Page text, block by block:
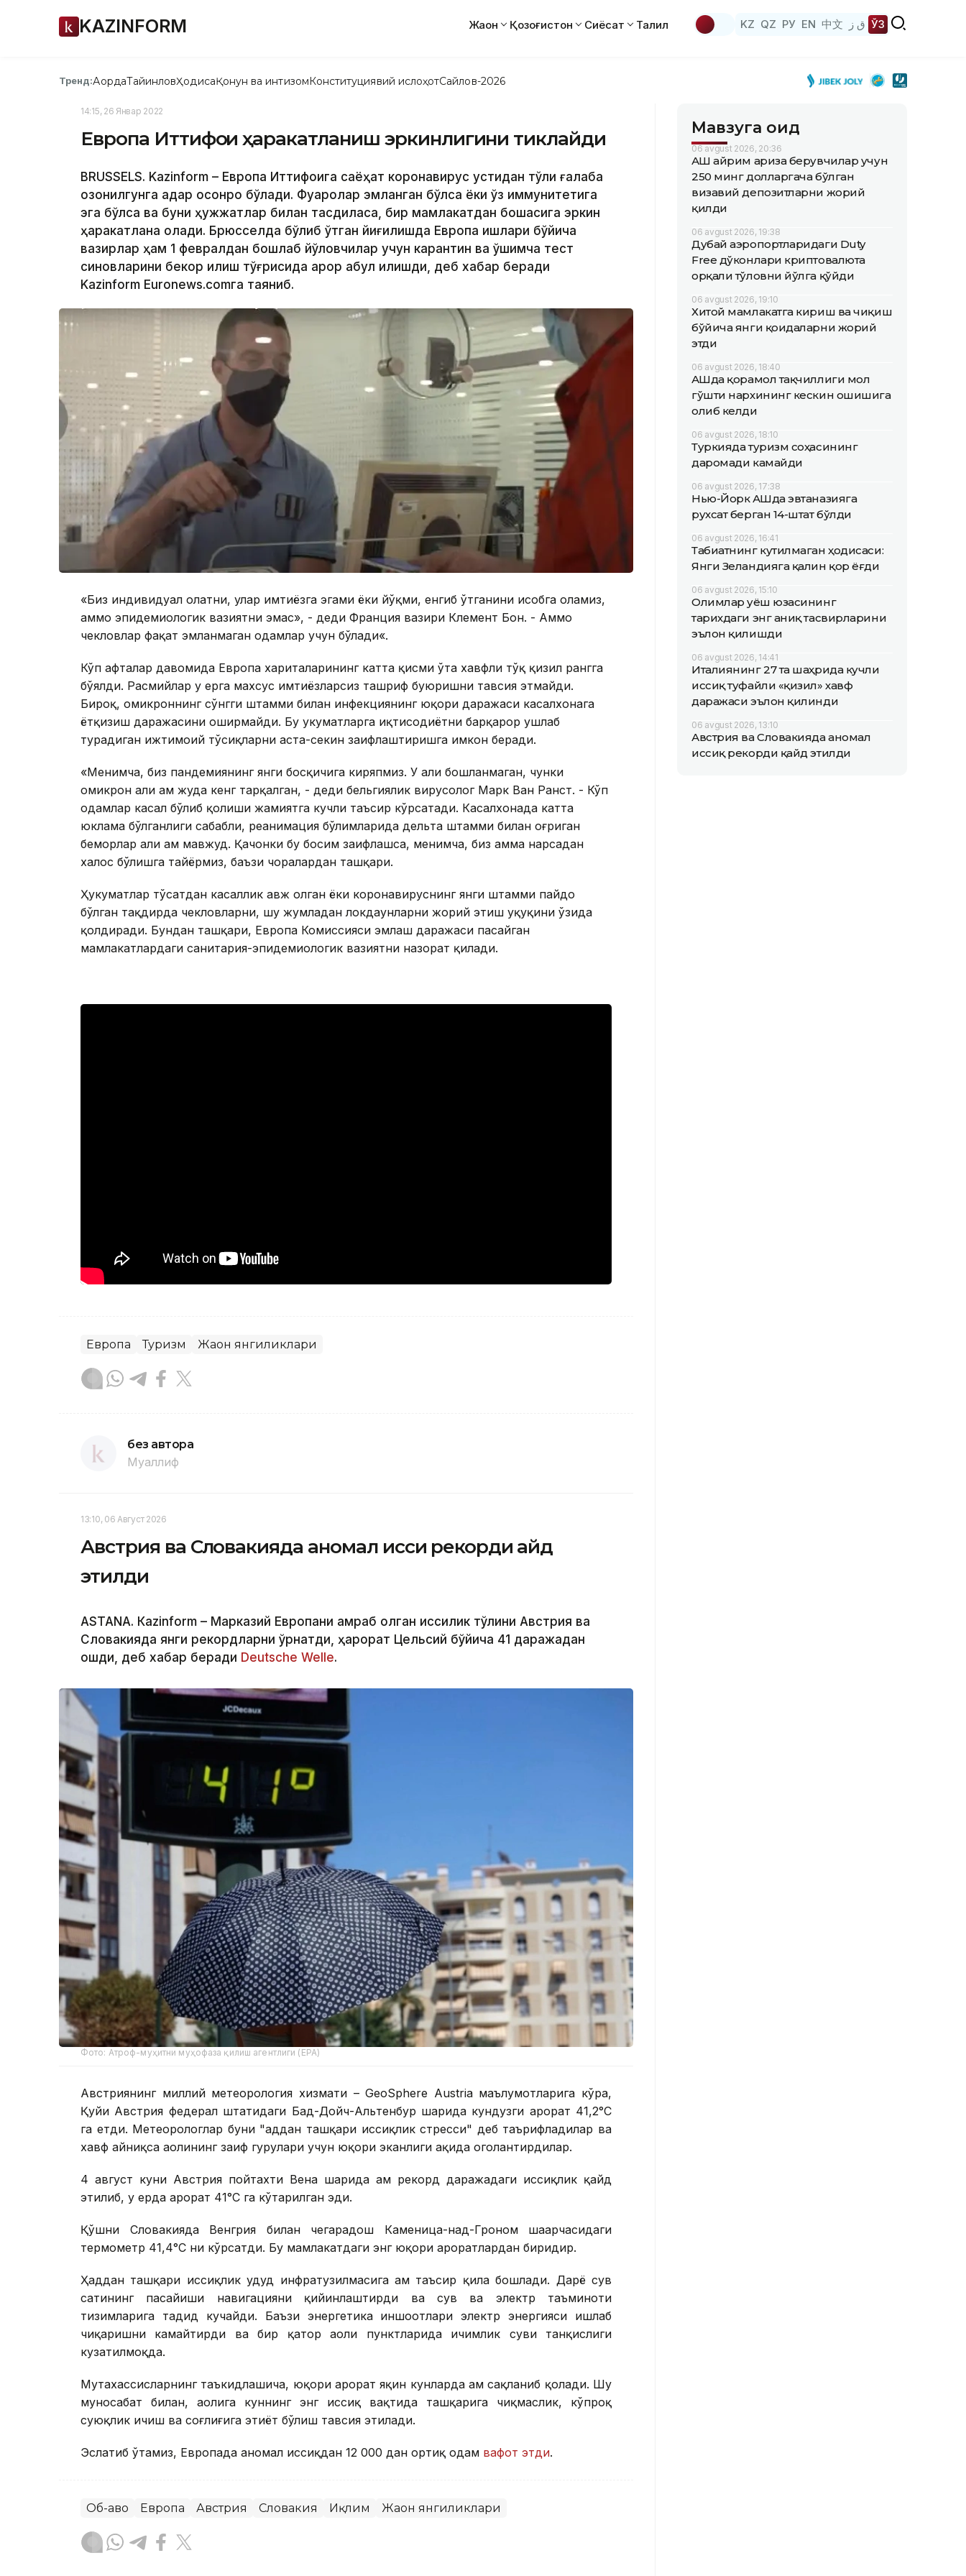
KAZINFORM Жаҳон Қозоғистон Сиёсат Таҳлил KZ QZ РУ EN 中文 ق ز ЎЗ
Тренд:АқордаТайинловҲодисаҚонун ва интизомКонституциявий ислоҳотСайлов-2026
14:15, 26 Январ 2022
Европа Иттифоқи ҳаракатланиш эркинлигини тиклайди
BRUSSELS. Kazinform – Европа Иттифоқига саёҳат коронавирус устидан тўлиқ ғалаба
қозонилгунга қадар осонроқ бўлади. Фуқаролар эмланган бўлса ёки ўз иммунитетига
эга бўлса ва буни ҳужжатлар билан тасдиқласа, бир мамлакатдан бошқасига эркин
ҳаракатлана олади. Брюсселда бўлиб ўтган йиғилишда Европа ишлари бўйича
вазирлар ҳам 1 февралдан бошлаб йўловчилар учун карантин ва қўшимча тест
синовларини бекор қилиш тўғрисида қарор қабул қилишди, деб хабар беради
Kazinform Euronews.cоmга таяниб.
«Биз индивидуал ҳолатни, улар имтиёзга эгами ёки йўқми, енгиб ўтганини ҳисобга оламиз,
аммо эпидемиологик вазиятни эмас», - деди Франция вазири Клемент Бон. - Аммо
чекловлар фақат эмланмаган одамлар учун бўлади«.
Кўп ҳафталар давомида Европа хариталарининг катта қисми ўта хавфли тўқ қизил рангга
бўялди. Расмийлар у ерга махсус имтиёзларсиз ташриф буюришни тавсия этмайди.
Бироқ, омикроннинг сўнгги штамми билан инфекциянинг юқори даражаси касалхонага
ётқизиш даражасини оширмайди. Бу ҳукуматларга иқтисодиётни барқарор ушлаб
турадиган ижтимоий тўсиқларни аста-секин заифлаштиришга имкон беради.
«Менимча, биз пандемиянинг янги босқичига киряпмиз. У ҳали бошланмаган, чунки
омикрон ҳали ҳам жуда кенг тарқалган, - деди бельгиялик вирусолог Марк Ван Ранст. - Кўп
одамлар касал бўлиб қолиши жамиятга кучли таъсир кўрсатади. Касалхонада катта
юклама бўлганлиги сабабли, реанимация бўлимларида дельта штамми билан оғриган
беморлар ҳали ҳам мавжуд. Қачонки бу босим заифлашса, менимча, биз ҳамма нарсадан
халос бўлишга тайёрмиз, баъзи чоралардан ташқари.
Ҳукуматлар тўсатдан касаллик авж олган ёки коронавируснинг янги штамми пайдо
бўлган тақдирда чекловларни, шу жумладан локдаунларни жорий этиш ҳуқуқини ўзида
қолдиради. Бундан ташқари, Европа Комиссияси эмлаш даражаси пасайган
мамлакатлардаги санитария-эпидемиологик вазиятни назорат қилади.
Европа Туризм Жаҳон янгиликлари
без автора
Муаллиф
13:10, 06 Август 2026
Австрия ва Словакияда аномал иссиқ рекорди қайд
этилди
ASTANА. Кazinform – Марказий Европани қамраб олган иссиқлик тўлқини Австрия ва
Словакияда янги рекордларни ўрнатди, ҳарорат Цельсий бўйича 41 даражадан
ошди, деб хабар беради Deutsche Welle.
Фото: Атроф-муҳитни муҳофаза қилиш агентлиги (EPA)
Австриянинг миллий метеорология хизмати – GeoSphere Austria маълумотларига кўра,
Қуйи Австрия федерал штатидаги Бад-Дойч-Альтенбур шаҳрида кундузги ҳарорат 41,2°С
га етди. Метеорологлар буни "ҳаддан ташқари иссиқлик стресси" деб таърифладилар ва
хавф айниқса аҳолининг заиф гуруҳлари учун юқори эканлиги ҳақида огоҳлантирдилар.
4 август куни Австрия пойтахти Вена шаҳрида ҳам рекорд даражадаги иссиқлик қайд
этилиб, у ерда ҳарорат 41°С га кўтарилган эди.
Қўшни Словакияда Венгрия билан чегарадош Каменица-над-Гроном шаҳарчасидаги
термометр 41,4°С ни кўрсатди. Бу мамлакатдаги энг юқори ҳароратлардан биридир.
Ҳаддан ташқари иссиқлик ҳудуд инфратузилмасига ҳам таъсир қила бошлади. Дарё сув
сатҳининг пасайиши навигацияни қийинлаштирди ва сув ва электр таъминоти
тизимларига таҳдид кучайди. Баъзи энергетика иншоотлари электр энергияси ишлаб
чиқаришни камайтирди ва бир қатор аҳоли пунктларида ичимлик суви танқислиги
кузатилмоқда.
Мутахассисларнинг таъкидлашича, юқори ҳарорат яқин кунларда ҳам сақланиб қолади. Шу
муносабат билан, аҳолига куннинг энг иссиқ вақтида ташқарига чиқмаслик, кўпроқ
суюқлик ичиш ва соғлиғига эҳтиёт бўлиш тавсия этилади.
Эслатиб ўтамиз, Европада аномал иссиқдан 12 000 дан ортиқ одам вафот этди.
Об-ҳаво Европа Австрия Словакия Иқлим Жаҳон янгиликлари
Мавзуга оид
06 avgust 2026, 20:36
АҚШ айрим ариза берувчилар учун
250 минг долларгача бўлган
визавий депозитларни жорий
қилди
06 avgust 2026, 19:38
Дубай аэропортларидаги Duty
Free дўконлари криптовалюта
орқали тўловни йўлга қўйди
06 avgust 2026, 19:10
Хитой мамлакатга кириш ва чиқиш
бўйича янги қоидаларни жорий
этди
06 avgust 2026, 18:40
АҚШда қорамол тақчиллиги мол
гўшти нархининг кескин ошишига
олиб келди
06 avgust 2026, 18:10
Туркияда туризм соҳасининг
даромади камайди
06 avgust 2026, 17:38
Нью-Йорк АҚШда эвтаназияга
рухсат берган 14-штат бўлди
06 avgust 2026, 16:41
Табиатнинг кутилмаган ҳодисаси:
Янги Зеландияга қалин қор ёғди
06 avgust 2026, 15:10
Олимлар Қуёш юзасининг
тарихдаги энг аниқ тасвирларини
эълон қилишди
06 avgust 2026, 14:41
Италиянинг 27 та шаҳрида кучли
иссиқ туфайли «қизил» хавф
даражаси эълон қилинди
06 avgust 2026, 13:10
Австрия ва Словакияда аномал
иссиқ рекорди қайд этилди